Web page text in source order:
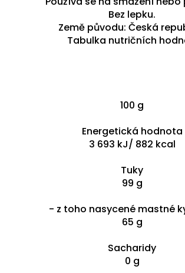
Bez lepku.
Země původu: Česká
Tabulka nutričních
100 g
Energetická hodnota
3 693 kJ/ 882 kcal
Tuky
99 g
- z toho nasycené mastné
65 g
Sacharidy
0 g